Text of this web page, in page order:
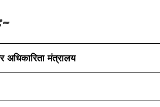
अधिकारिता मंत्रालय